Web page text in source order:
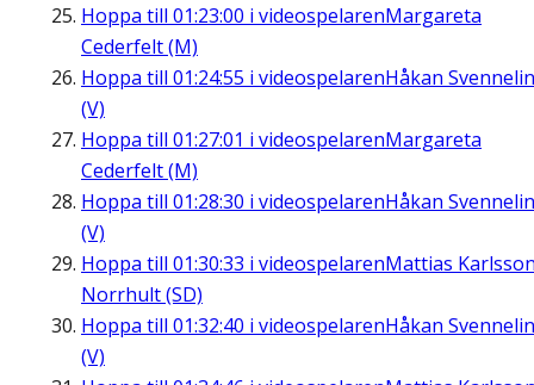
Hoppa till 01:23:00 i videospelarenMargareta
Cederfelt (M)
Hoppa till 01:24:55 i videospelarenHåkan
(V)
Hoppa till 01:27:01 i videospelarenMargareta
Cederfelt (M)
Hoppa till 01:28:30 i videospelarenHåkan
(V)
Hoppa till 01:30:33 i videospelarenMattias
Norrhult (SD)
Hoppa till 01:32:40 i videospelarenHåkan
(V)